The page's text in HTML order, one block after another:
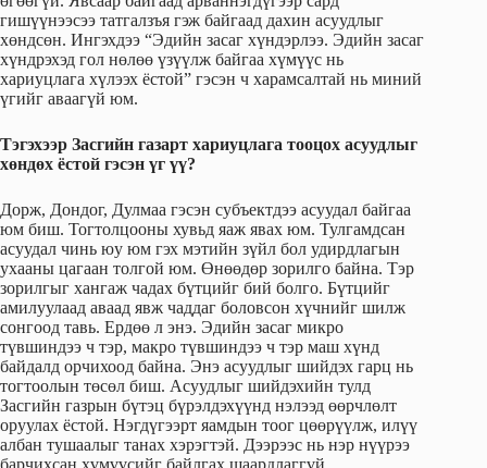
гишүүнээсээ татгалзъя гэж байгаад дахин асуудлыг
хөндсөн. Ингэхдээ “Эдийн засаг хүндэрлээ. Эдийн засаг
хүндрэхэд гол нөлөө үзүүлж байгаа хүмүүс нь
хариуцлага хүлээх ёстой” гэсэн ч харамсалтай нь миний
үгийг аваагүй юм.
Тэгэхээр Засгийн газарт хариуцлага тооцох асуудлыг
хөндөх ёстой гэсэн үг үү?
Дорж, Дондог, Дулмаа гэсэн субъектдээ асуудал байгаа
юм биш. Тогтолцооны хувьд яаж явах юм. Тулгамдсан
асуудал чинь юу юм гэх мэтийн зүйл бол удирдлагын
ухааны цагаан толгой юм. Өнөөдөр зорилго байна. Тэр
зорилгыг хангаж чадах бүтцийг бий болго. Бүтцийг
амилуулаад аваад явж чаддаг боловсон хүчнийг шилж
сонгоод тавь. Ердөө л энэ. Эдийн засаг микро
түвшиндээ ч тэр, макро түвшиндээ ч тэр маш хүнд
байдалд орчихоод байна. Энэ асуудлыг шийдэх гарц нь
тогтоолын төсөл биш. Асуудлыг шийдэхийн тулд
Засгийн газрын бүтэц бүрэлдэхүүнд нэлээд өөрчлөлт
оруулах ёстой. Нэгдүгээрт яамдын тоог цөөрүүлж, илүү
албан тушаалыг танах хэрэгтэй. Дээрээс нь нэр нүүрээ